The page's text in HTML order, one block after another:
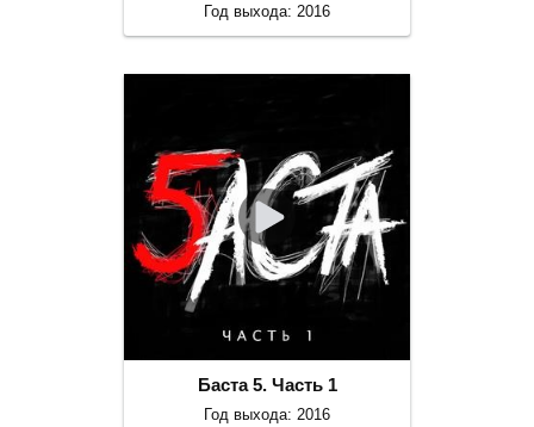
Год выхода: 2016
Баста 5. Часть 1
Год выхода: 2016